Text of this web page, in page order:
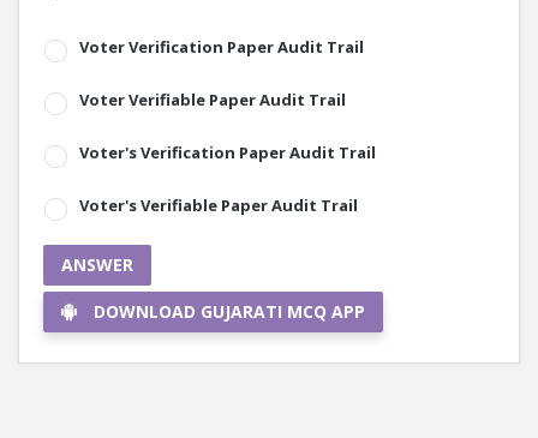
Voter Verification Paper Audit Trail
Voter Verifiable Paper Audit Trail
Voter's Verification Paper Audit Trail
Voter's Verifiable Paper Audit Trail
ANSWER
DOWNLOAD GUJARATI MCQ APP